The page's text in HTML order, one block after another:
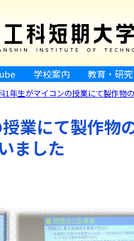
学校案内 教育・研究
1年生がマイコンの授業にて製作物
業にて製作物
ました